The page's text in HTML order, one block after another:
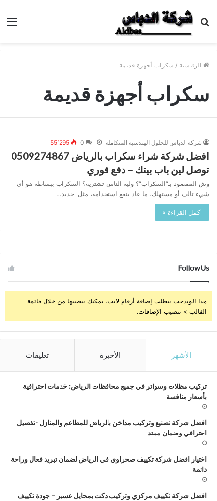
بحث
عن
الرئيسية / سكراب أجهزة قديمة
سكراب أجهزة قديمة
شركة الدباس للحلول الهندسيه المتكامله 0 55٬295
افضل شركة شراء سكراب بالرياض 0509274867
توصل لين باب بيتك – دفع فوري
وش المقصود بـ”السكراب”؟ وليه الناس تشتريه؟ السكراب ببساطة هو أي
شيء تالف أو مستهلك، ما عاد ينفع استخدامه، مثل: حديد…
أكمل القراءة »
Follow Us
هذا الويدجت يتطلب إضافة أرقام لايت، يمكنك تنصيبها من خلال قائمة
القالب > تنصيب الإضافات.
الأشهر الأخيرة تعليقات
تركيب مظلات وسواتر في جميع محافظات الرياض: خدمات احترافية
بأسعار منافسة
افضل شركة تصنيع وتركيب مداخن بالرياض للمطاعم والمنازل -تفصيل
احترافي وضمان ممتد
اختيار افضل شركة تكييف صحراوي في الرياض لضمان تبريد فعال وراحة
دائمة
افضل شركة تكييف مركزي وتركيب دكت بمحايل عسير – جودة تكييف